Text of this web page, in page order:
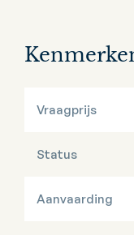
Vraagprijs
Status
Aanvaarding